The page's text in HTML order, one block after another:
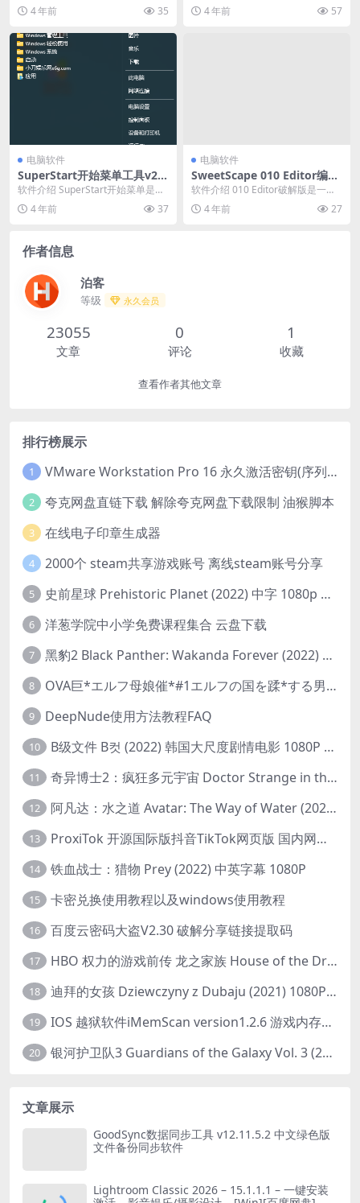
Wizard中文版技术版(易...
4 年前 35
Ethereal)是一款免费开源的网络...
4 年前 57
电脑软件
SuperStart开始菜单工具v2.
1.7
软件介绍 SuperStart开始菜单是一
款Win7/Win8/Win10/Wi...
4 年前 37
电脑软件
SweetScape 010 Editor编辑
器13.0.1 破解版
软件介绍 010 Editor破解版是一款
专业的文本编辑器和十六进制编辑
器,01...
4 年前 27
作者信息
泊客
等级 永久会员
23055
文章
0
评论
1
收藏
查看作者其他文章
排行榜展示
1 VMware Workstation Pro 16 永久激活密钥(序列号)
2 夸克网盘直链下载 解除夸克网盘下载限制 油猴脚本
3 在线电子印章生成器
4 2000个 steam共享游戏账号 离线steam账号分享
5 史前星球 Prehistoric Planet (2022) 中字 1080p 高清 阿里云盘 2022.5.27已更新全集
6 洋葱学院中小学免费课程集合 云盘下载
7 黑豹2 Black Panther: Wakanda Forever (2022) 高清版
8 OVA巨*エルフ母娘催*#1エルフの国を蹂*する男。汚された女王と姫
9 DeepNude使用方法教程FAQ
10 B级文件 B컷 (2022) 韩国大尺度剧情电影 1080P 中字
11 奇异博士2：疯狂多元宇宙 Doctor Strange in the Multiverse of Madness (2022) 高清版1080p
12 阿凡达：水之道 Avatar: The Way of Water (2022) 1080p 2k 4k 中文字幕
13 ProxiTok 开源国际版抖音TikTok网页版 国内网络直连
14 铁血战士：猎物 Prey (2022) 中英字幕 1080P
15 卡密兑换使用教程以及windows使用教程
16 百度云密码大盗V2.30 破解分享链接提取码
17 HBO 权力的游戏前传 龙之家族 House of the Dragon (2022) 中字 1080P 更新4集
18 迪拜的女孩 Dziewczyny z Dubaju (2021) 1080P 中字
19 IOS 越狱软件iMemScan version1.2.6 游戏内存修改器
20 银河护卫队3 Guardians of the Galaxy Vol. 3 (2023)4K高清资源1080p只分享精品
文章展示
GoodSync数据同步工具 v12.11.5.2 中文绿色版
文件备份同步软件
Lightroom Classic 2026 – 15.1.1.1 – 一键安装